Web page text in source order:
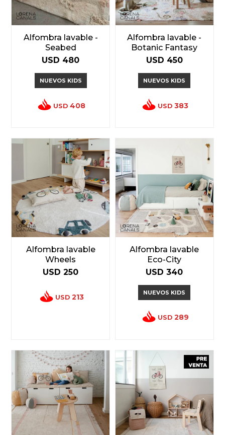
Alfombra lavable -
Seabed
USD 480
NUEVOS KIDS
USD 408
Alfombra lavable -
Botanic Fantasy
USD 450
NUEVOS KIDS
USD 383
Alfombra lavable
Wheels
USD 250
USD 213
Alfombra lavable
Eco-City
USD 340
NUEVOS KIDS
USD 289